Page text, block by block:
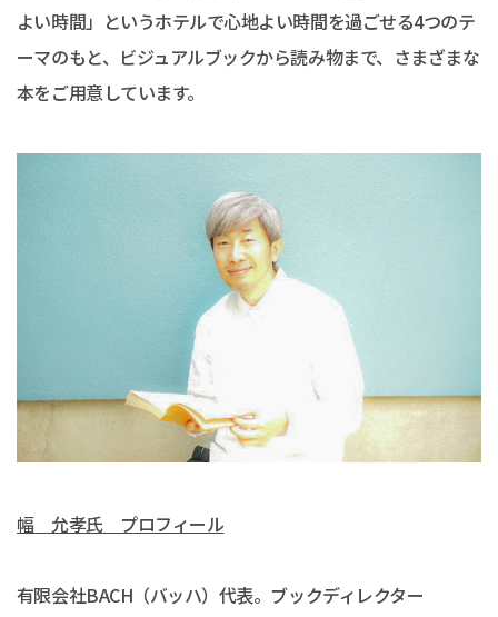
よい時間」というホテルで心地よい時間を過ごせる4つのテ
ーマのもと、ビジュアルブックから読み物まで、さまざまな
本をご用意しています。
幅 允孝氏 プロフィール
有限会社BACH（バッハ）代表。ブックディレクター